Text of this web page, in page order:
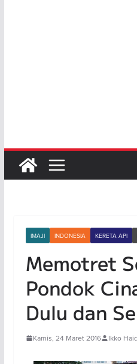
IMAJI INDONESIA KERETA API
Memotret
Pondok
Dulu dan
Kamis, 24 Maret 2016 Ikko